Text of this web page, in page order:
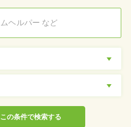
この条件で検索する